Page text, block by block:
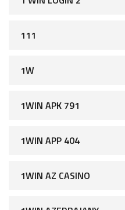
111
1W
1WIN APK 791
1WIN APP 404
1WIN AZ CASINO